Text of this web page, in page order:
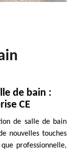
de bain :
CE
de salle de bain
nouvelles touches
professionnelle,